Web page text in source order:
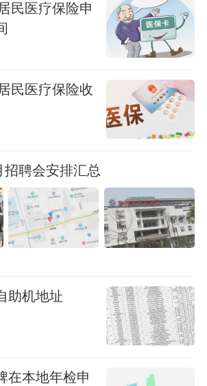
民医疗保险申
民医疗保险收
聘会安排汇总
助机地址
在本地年检申